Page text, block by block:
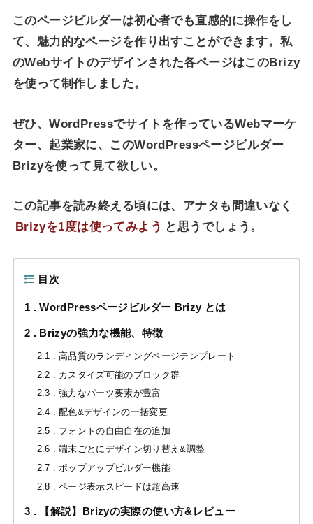
このページビルダーは初心者でも直感的に操作をし
て、魅力的なページを作り出すことができます。私
のWebサイトのデザインされた各ページはこのBrizy
を使って制作しました。
ぜひ、WordPressでサイトを作っているWebマーケ
ター、起業家に、このWordPressページビルダー
Brizyを使って見て欲しい。
この記事を読み終える頃には、アナタも間違いなく
Brizyを1度は使ってみよう と思うでしょう。
目次
1 WordPressページビルダー Brizy とは
2 Brizyの強力な機能、特徴
2.1
高品質のランディングページテンプレート
2.2
カスタイズ可能のブロック群
2.3
強力なパーツ要素が豊富
2.4
配色&デザインの一括変更
2.5
フォントの自由自在の追加
2.6
端末ごとにデザイン切り替え&調整
2.7
ポップアップビルダー機能
2.8
ページ表示スピードは超高速
3 【解説】Brizyの実際の使い方&レビュー